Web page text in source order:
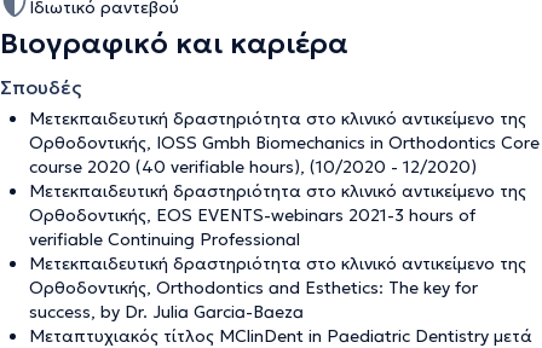
Ιδιωτικό ραντεβού
Βιογραφικό και καριέρα
Σπουδές
Μετεκπαιδευτική δραστηριότητα στο κλινικό αντικείμενο της
Ορθοδοντικής, IOSS Gmbh Biomechanics in Orthodontics Core
course 2020 (40 verifiable hours), (10/2020 - 12/2020)
Μετεκπαιδευτική δραστηριότητα στο κλινικό αντικείμενο της
Ορθοδοντικής, EOS EVENTS-webinars 2021-3 hours of
verifiable Continuing Professional
Μετεκπαιδευτική δραστηριότητα στο κλινικό αντικείμενο της
Ορθοδοντικής, Orthodontics and Esthetics: The key for
success, by Dr. Julia Garcia-Baeza
Μεταπτυχιακός τίτλος ΜClinDent in Paediatric Dentistry μετά